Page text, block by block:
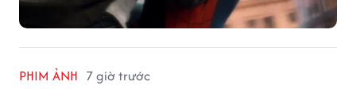
PHIM ẢNH 7 giờ trước